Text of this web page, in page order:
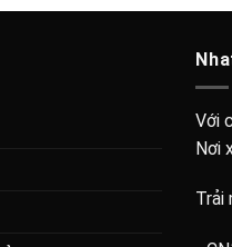
Với
Nơi
Trải